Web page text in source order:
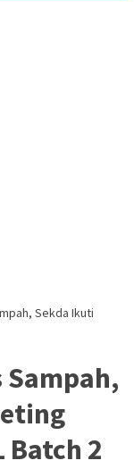
Sekda Ikuti
Sampah,
Batch 2